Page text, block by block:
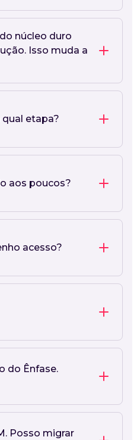
núcleo duro
Isso muda a
qual etapa?
aos poucos?
acesso?
do Ênfase.
Posso migrar